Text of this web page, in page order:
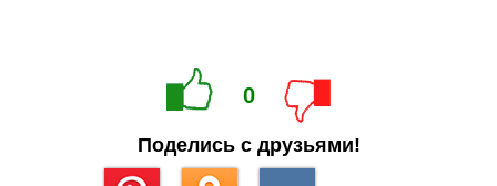
0
Поделись с друзьями!